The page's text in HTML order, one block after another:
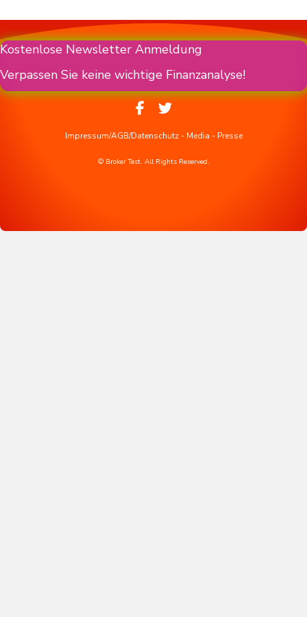
Kostenlose Newsletter Anmeldung
Verpassen Sie keine wichtige Finanzanalyse!
Impressum/AGB/Datenschutz- Media - Presse
© Broker Test. All Rights Reserved.